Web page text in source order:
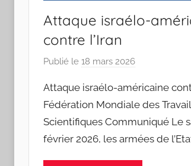
Attaque israélo-
contre l’Iran
Publié le 18 mars 2026
r
J
o
a
Attaque israélo-américaine
Fédération Mondiale des
Scientifiques Communiqué Le
février 2026, les armées de